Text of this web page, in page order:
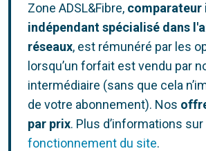
Zone ADSL&Fibre, comparateur
indépendant spécialisé dans
réseaux, est rémunéré par les
lorsqu’un forfait est vendu par
intermédiaire (sans que cela
de votre abonnement). Nos
par prix. Plus d’informations sur
fonctionnement du site.